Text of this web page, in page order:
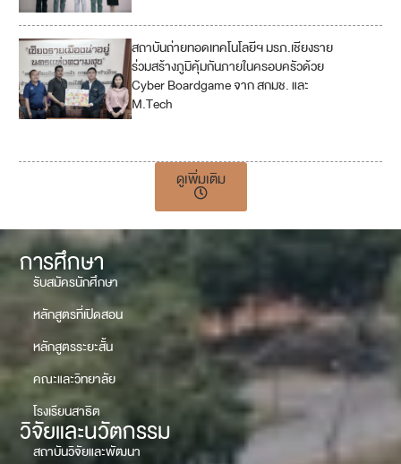
สถาบันถ่ายทอดเทคโนโลยีฯ มรภ.เชียงราย
ร่วมสร้างภูมิคุ้มกันภายในครอบครัวด้วย
Cyber Boardgame จาก สกมช. และ
M.Tech
ดูเพิ่มเติม
การศึกษา
รับสมัครนักศึกษา
หลักสูตรที่เปิดสอน
หลักสูตรระยะสั้น
คณะและวิทยาลัย
โรงเรียนสาธิต
วิจัยและนวัตกรรม
สถาบันวิจัยและพัฒนา